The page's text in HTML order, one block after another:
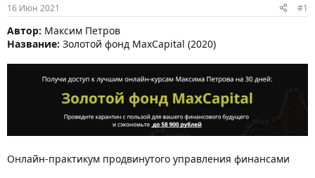
м
ы
а
л
а
16 Июн 2021 #1
Автор: Максим Петров
Название: Золотой фонд MaxCapital (2020)
Онлайн-практикум продвинутого управления финансами